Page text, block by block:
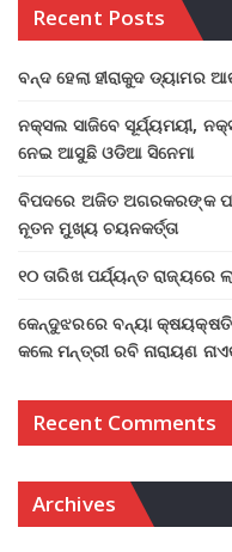
Recent Posts
ବନ୍ଦ ହେଲା ହୀରାକୁଦ ଡ୍ୟାମର
ନକ୍ସଲ ସାଜିବେ ସୂର୍ଯ୍ୟମୟୀ,
ନେଇ ଆସୁଛି ଓଡିଆ ସିନେମା
ବିପଦରେ ଅଜିତ ଅଗରକରଙ୍କ
ନୂତନ ମୁଖ୍ୟ ଚୟନକର୍ତ୍ତା
୧୦ ତାରିଖ ପର୍ଯ୍ୟନ୍ତ ରାଜ୍ୟରେ
କେନ୍ଦୁଝରରେ ବନ୍ୟା କ୍ଷୟକ୍ଷତି
କଲେ ମନ୍ତ୍ରୀ ରବି ନାରାୟଣ
Recent Comments
Archives